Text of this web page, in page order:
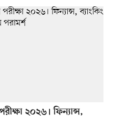
২০২৬। ফিন্যান্স,